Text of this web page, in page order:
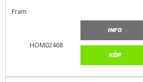
HOM02468
Fram
INFO
KÖP